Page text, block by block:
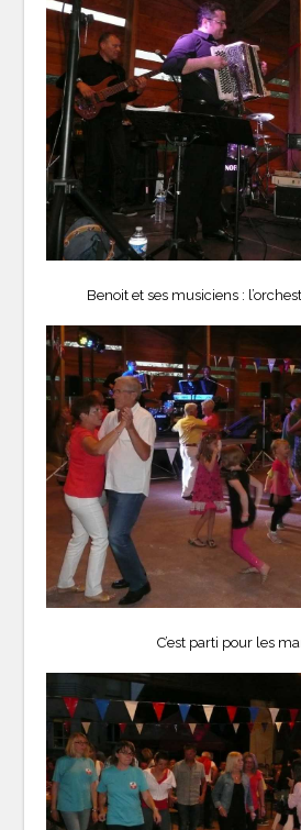
Benoit et ses musiciens :
C’est parti pour les